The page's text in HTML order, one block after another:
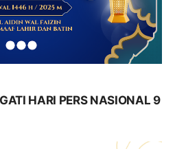
HARI PERS NASIONAL 9